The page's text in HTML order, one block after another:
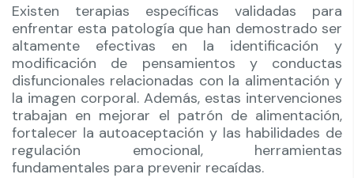
Existen terapias específicas validadas para
enfrentar esta patología que han demostrado ser
altamente efectivas en la identificación y
modificación de pensamientos y conductas
disfuncionales relacionadas con la alimentación y
la imagen corporal. Además, estas intervenciones
trabajan en mejorar el patrón de alimentación,
fortalecer la autoaceptación y las habilidades de
regulación emocional, herramientas
fundamentales para prevenir recaídas.